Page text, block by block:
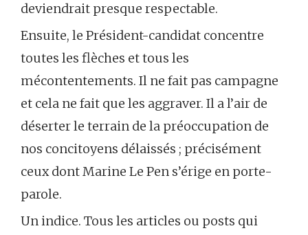
deviendrait presque respectable.
Ensuite, le Président-candidat concentre
toutes les flèches et tous les
mécontentements. Il ne fait pas campagne
et cela ne fait que les aggraver. Il a l’air de
déserter le terrain de la préoccupation de
nos concitoyens délaissés ; précisément
ceux dont Marine Le Pen s’érige en porte-
parole.
Un indice. Tous les articles ou posts qui